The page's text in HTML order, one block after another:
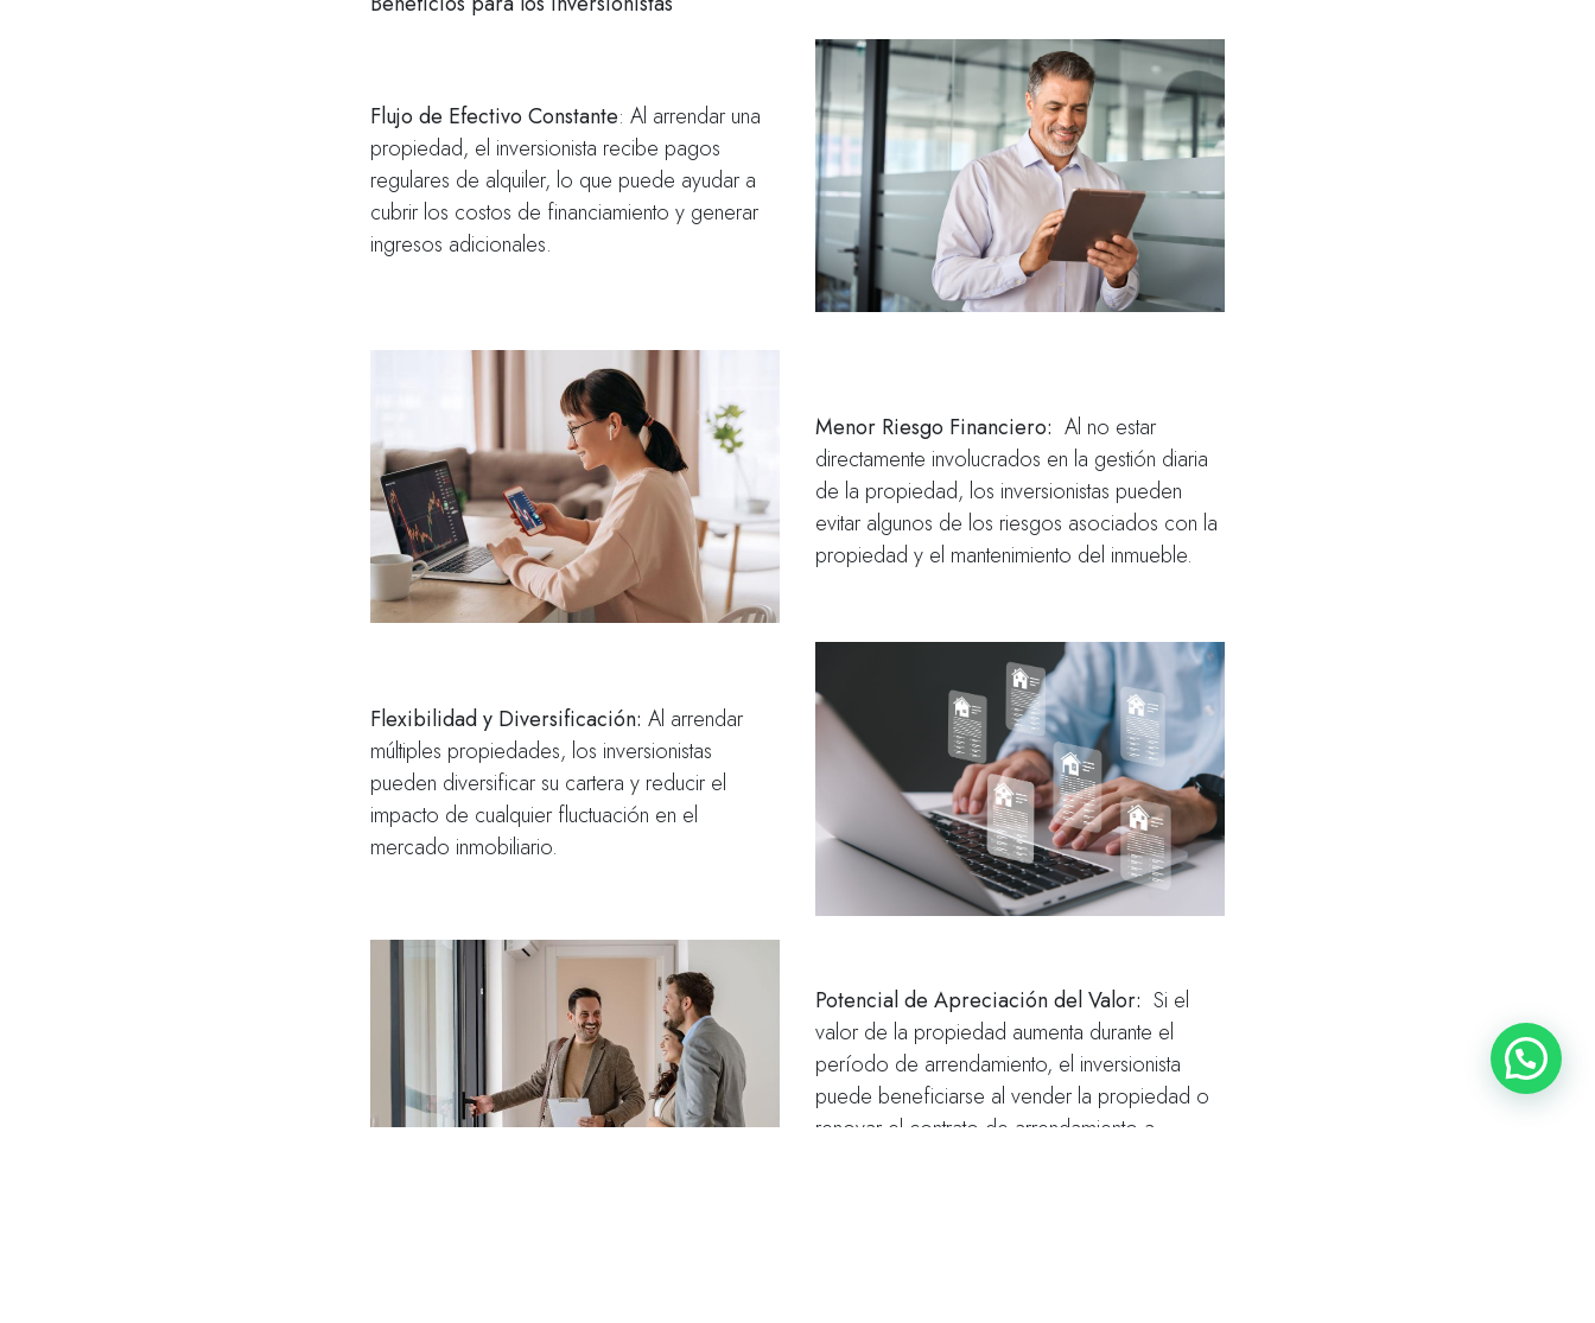
Flujo de Efectivo Constante: Al arrendar una
propiedad, el inversionista recibe pagos
regulares de alquiler, lo que puede ayudar a
cubrir los costos de financiamiento y generar
ingresos adicionales.
Menor Riesgo Financiero: Al no estar
directamente involucrados en la gestión diaria
de la propiedad, los inversionistas pueden
evitar algunos de los riesgos asociados con la
propiedad y el mantenimiento del inmueble.
Flexibilidad y Diversificación: Al arrendar
múltiples propiedades, los inversionistas
pueden diversificar su cartera y reducir el
impacto de cualquier fluctuación en el
mercado inmobiliario.
Potencial de Apreciación del Valor: Si el
valor de la propiedad aumenta durante el
período de arrendamiento, el inversionista
puede beneficiarse al vender la propiedad o
renovar el contrato de arrendamiento a